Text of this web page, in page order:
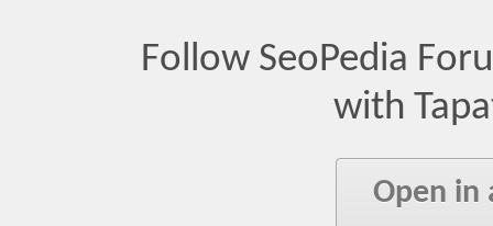
Follow SeoPedia
with
Open in